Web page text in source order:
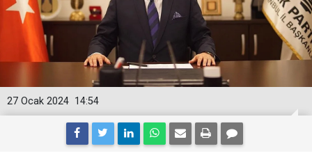
14:54
27 Ocak 2024